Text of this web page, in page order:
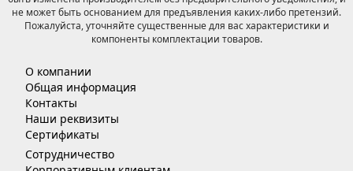
не может быть основанием для предъявления каких-либо претензий.
Пожалуйста, уточняйте существенные для вас характеристики и
компоненты комплектации товаров.
О компании
Общая информация
Контакты
Наши реквизиты
Сертификаты
Сотрудничество